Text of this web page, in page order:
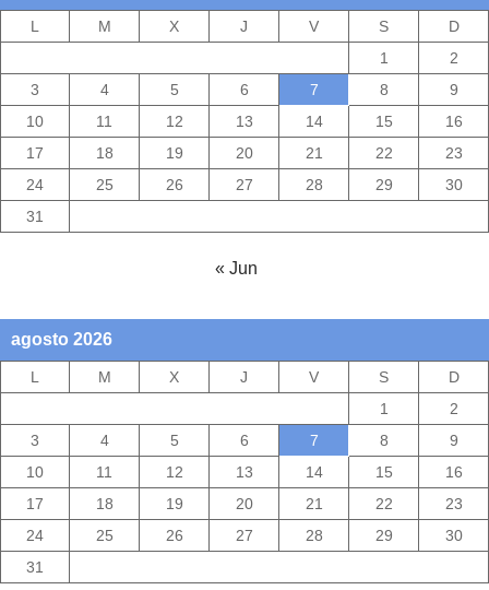
L M X J V S
D
1
2
3
4 5 6 7 8
9
10
11 12 13 14 15
16
17
18 19 20 21 22
23
24
25 26 27 28 29
30
31
« Jun
agosto 2026
L M X J V S
D
1
2
3
4 5 6 7 8
9
10
11 12 13 14 15
16
17
18 19 20 21 22
23
24
25 26 27 28 29
30
31